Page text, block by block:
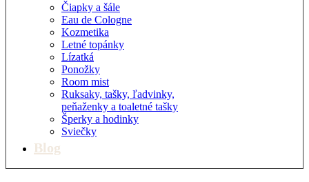
Čiapky a šále
Eau de Cologne
Kozmetika
Letné topánky
Lízatká
Ponožky
Room mist
Ruksaky, tašky, ľadvinky,
peňaženky a toaletné tašky
Šperky a hodinky
Sviečky
Blog